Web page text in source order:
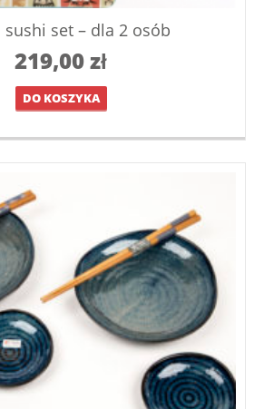
sushi set – dla 2 osób
219,00zł
DO KOSZYKA